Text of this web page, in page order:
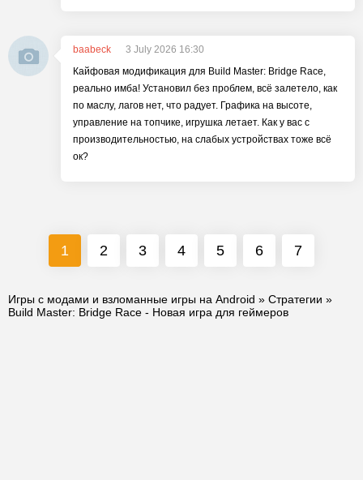
baabeck
3 July 2026 16:30
Кайфовая модификация для Build Master: Bridge Race,
реально имба! Установил без проблем, всё залетело, как
по маслу, лагов нет, что радует. Графика на высоте,
управление на топчике, игрушка летает. Как у вас с
производительностью, на слабых устройствах тоже всё
ок?
1 2 3 4 5 6 7
Игры с модами и взломанные игры на Android » Стратегии »
Build Master: Bridge Race - Новая игра для геймеров